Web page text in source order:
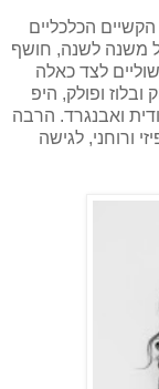
הכלכליים
משנה לשנה, חושף
לצד כאלה
ובלוז ופולק, היפ
ואבנגרד. הרבה
ורוחני, לגישה